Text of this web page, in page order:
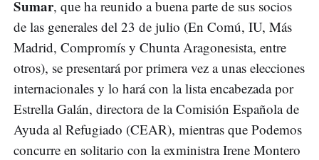
Sumar, que ha reunido a buena parte de sus socios
de las generales del 23 de julio (En Comú, IU, Más
Madrid, Compromís y Chunta Aragonesista, entre
otros), se presentará por primera vez a unas elecciones
internacionales y lo hará con la lista encabezada por
Estrella Galán, directora de la Comisión Española de
Ayuda al Refugiado (CEAR), mientras que Podemos
concurre en solitario con la exministra Irene Montero